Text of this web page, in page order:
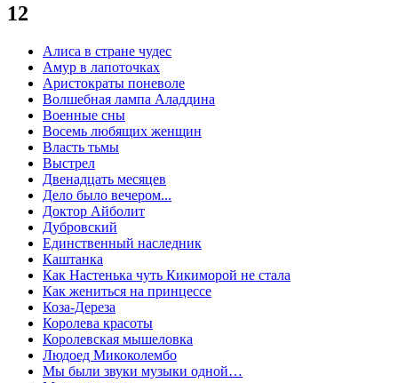
12
Алиса в стране чудес
Амур в лапоточках
Аристократы поневоле
Волшебная лампа Аладдина
Военные сны
Восемь любящих женщин
Власть тьмы
Выстрел
Двенадцать месяцев
Дело было вечером...
Доктор Айболит
Дубровский
Единственный наследник
Каштанка
Как Настенька чуть Кикиморой не стала
Как жениться на принцессе
Коза-Дереза
Королева красоты
Королевская мышеловка
Людоед Микоколембо
Мы были звуки музыки одной…